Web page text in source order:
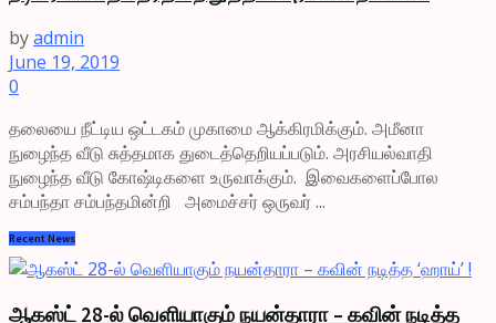
byadmin
June 19, 2019
0
தலையை நீட்டிய ஒட்டகம் முகாமை ஆக்கிரமிக்கும். அமீனா
நுழைந்த வீடு சுத்தமாக துடைத்தெறியப்படும். அரசியல்வாதி
நுழைந்த வீடு கோஷ்டிகளை உருவாக்கும். இவைகளைப்போல
சம்பந்தா சம்பந்தமின்றி அமைச்சர் ஒருவர் ...
Recent News
ஆகஸ்ட் 28-ல் வெளியாகும் நயன்தாரா – கவின் நடித்த